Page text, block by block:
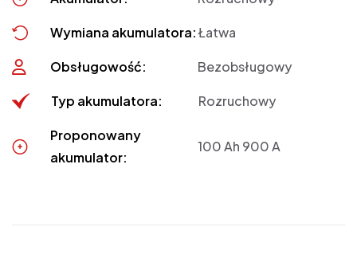
Wymiana akumulatora:Łatwa
Obsługowość: Bezobsługowy
Typ akumulatora: Rozruchowy
Proponowany
akumulator:
100 Ah 900 A